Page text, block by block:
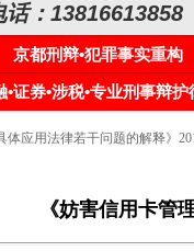
：13816613858
京都刑辩•犯罪事实重构
•证券•涉税•专业刑事辩护
体应用法律若干问题的解释》
《妨害信用卡管